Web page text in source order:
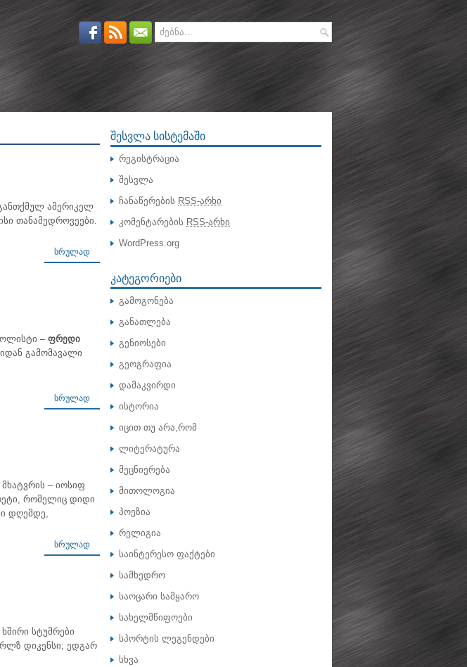
ამერიკელ
თანამედროვეები.
ᲡᲠᲣᲚᲐᲓ
– ფრედი
გამომავალი
ᲡᲠᲣᲚᲐᲓ
– იოსიფ
რომელიც დიდი
დღემდე,
ᲡᲠᲣᲚᲐᲓ
სტუმრები
დიკენსი; ედგარ
ᲨᲔᲡᲕᲚᲐ ᲡᲘᲡᲢᲔᲛᲐᲨᲘ
რეგისტრაცია
შესვლა
ჩანაწერების RSS-არხი
კომენტარების RSS-არხი
WordPress.org
ᲙᲐᲢᲔᲒᲝᲠᲘᲔᲑᲘ
გამოგონება
განათლება
გენიოსები
გეოგრაფია
დამაკვირდი
ისტორია
იცით თუ არა,რომ
ლიტერატურა
მეცნიერება
მითოლოგია
პოეზია
რელიგია
საინტერესო ფაქტები
სამხედრო
საოცარი სამყარო
სახელმწიფოები
სპორტის ლეგენდები
სხვა